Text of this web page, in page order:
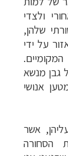
ולצדי
שלהן,
על ידי
גבן מנשא
אנושי
אשר
הסחורה